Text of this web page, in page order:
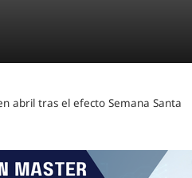
abril tras el efecto Semana Santa